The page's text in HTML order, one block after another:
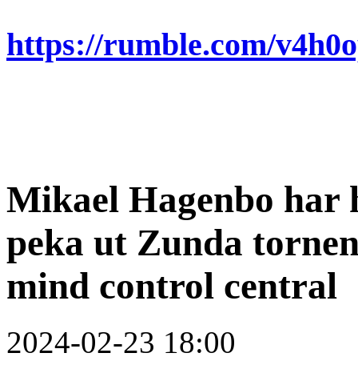
https://rumble.com/
Mikael Hagenbo
peka ut Zunda
mind control central
2024-02-23 18:00